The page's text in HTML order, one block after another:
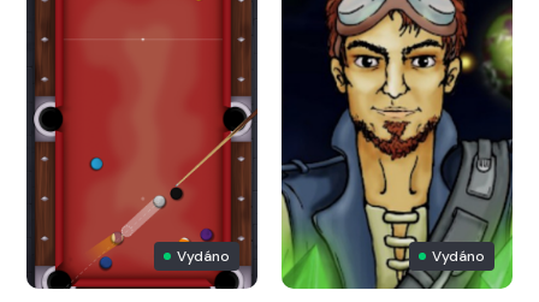
Vydáno Vydáno